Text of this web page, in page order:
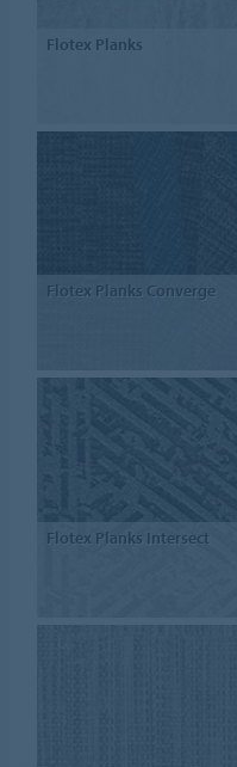
Flotex Planks
Flotex Planks Converge
Flotex Planks Intersect